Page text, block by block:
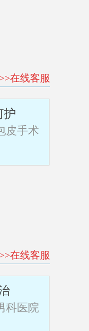
>>在线客服
护
皮手术
>>在线客服
科医院